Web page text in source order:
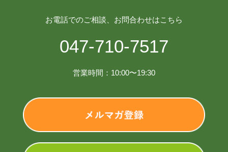
お電話でのご相談、お問合わせはこちら
047-710-7517
営業時間：10:00〜19:30